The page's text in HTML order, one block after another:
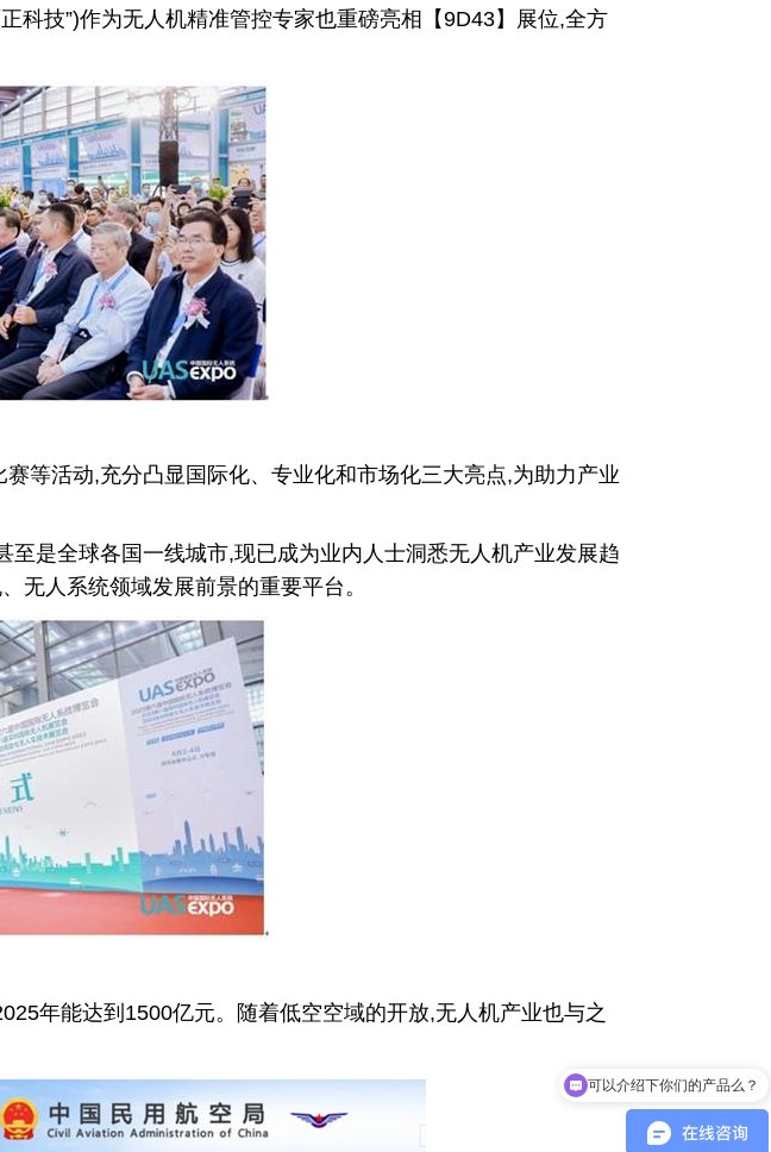
科技”)作为无人机精准管控专家也重磅亮相【9D43】展位,全方
等活动,充分凸显国际化、专业化和市场化三大亮点,为助力产业
是全球各国一线城市,现已成为业内人士洞悉无人机产业发展趋
无人系统领域发展前景的重要平台。
年能达到1500亿元。随着低空空域的开放,无人机产业也与之
什么是无人机反制？